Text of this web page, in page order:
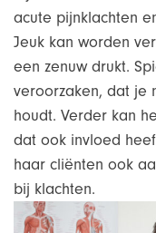
acute pijnklachten
Jeuk kan worden
een zenuw drukt.
veroorzaken, dat je
houdt. Verder kan
dat ook invloed
haar cliënten ook
bij klachten.